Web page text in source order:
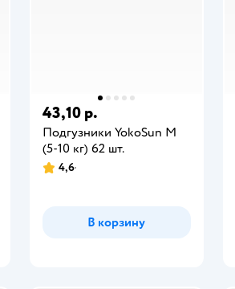
43,10 р.
Подгузники YokoSun M
(5-10 кг) 62 шт.
4,6
В корзину